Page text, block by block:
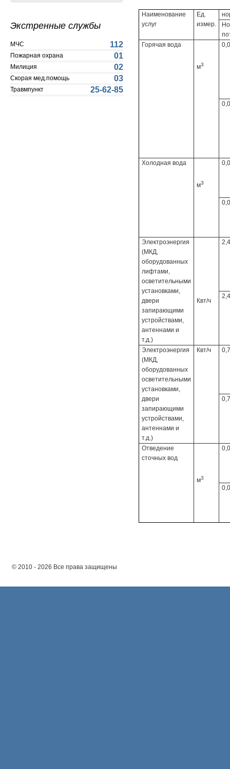
Экстренные службы
МЧС 112
Пожарная охрана 01
Милиция 02
Скорая мед.помощь 03
Травмпункт 25-62-85
Наименование
услуг
Ед.
измер.
Горячая вода
м3
Холодная вода
м3
Электроэнергия
(МКД,
оборудованных
лифтами,
осветительными
установками,
двери
запирающими
устройствами,
антеннами и
т.д.)
Квт/ч
2,4
2,4
Электроэнергия
(МКД,
оборудованных
осветительными
установками,
двери
запирающими
устройствами,
антеннами и
т.д.)
Квт/ч
Отведение
сточных вод
м3
© 2010 - 2026 Все права защищены